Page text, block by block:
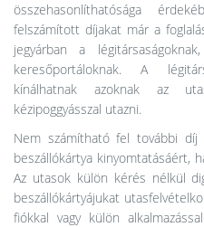
összehasonlíthatósága
felszámított díjakat már a
jegyárban a
keresőportáloknak. A
kínálhatnak azoknak az
kézipoggyásszal utazni.
Nem számítható fel további
beszállókártya kinyomtatásáért,
Az utasok külön kérés nélkül
beszállókártyájukat
fiókkal vagy külön